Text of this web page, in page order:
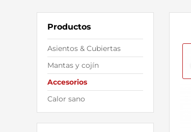
Productos
Asientos & Cubiertas
Mantas y cojín
Accesorios
Calor sano